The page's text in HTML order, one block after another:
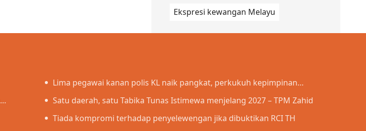
Ekspresi kewangan Melayu
Lima pegawai kanan polis KL naik pangkat, perkukuh kepimpinan
pasukan
Satu daerah, satu Tabika Tunas Istimewa menjelang 2027 – TPM Zahid
Tiada kompromi terhadap penyelewengan jika dibuktikan RCI TH